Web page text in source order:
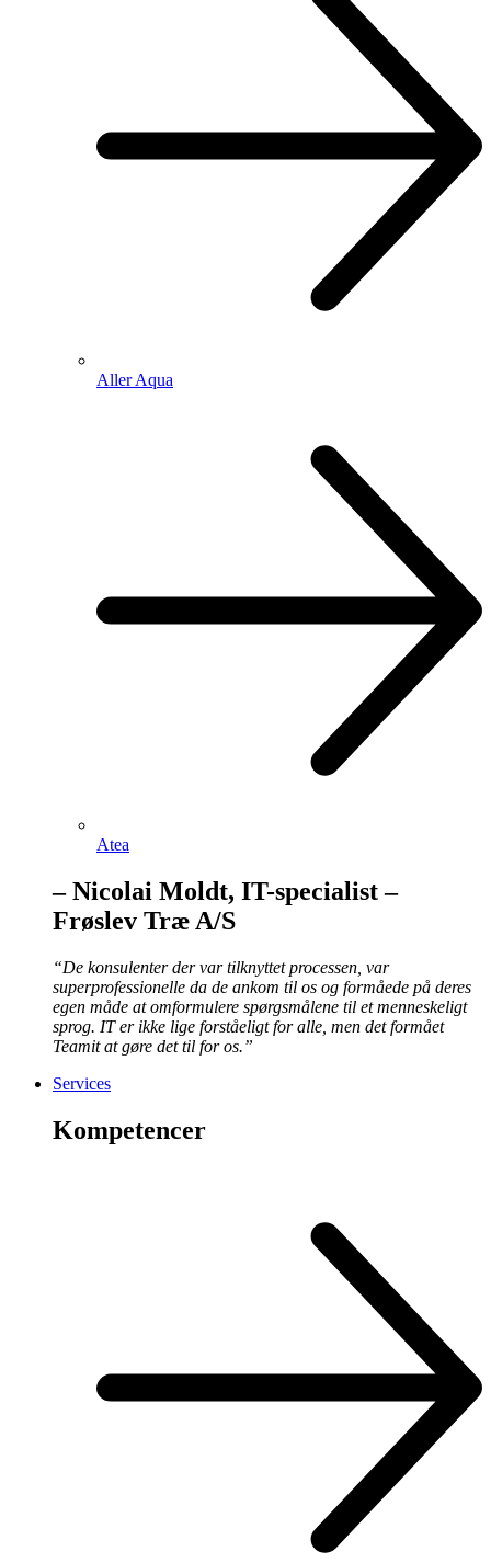
Aller Aqua
Atea
– Nicolai Moldt, IT-specialist –
Frøslev Træ A/S
“De konsulenter der var tilknyttet processen, var
superprofessionelle da de ankom til os og formåede på deres
egen måde at omformulere spørgsmålene til et menneskeligt
sprog. IT er ikke lige forståeligt for alle, men det formået
Teamit at gøre det til for os.”
Services
Kompetencer